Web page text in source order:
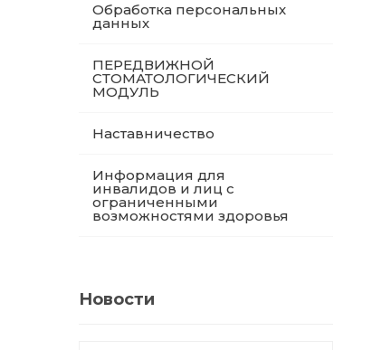
Обработка персональных
данных
ПЕРЕДВИЖНОЙ
СТОМАТОЛОГИЧЕСКИЙ
МОДУЛЬ
Наставничество
Информация для
инвалидов и лиц с
ограниченными
возможностями здоровья
Новости